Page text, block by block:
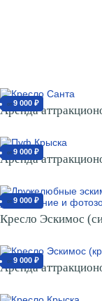
от 9 000 ₽
Аренда
от 9 000 ₽
Аренда
от 9 000 ₽
Кресло Эскимос
от 9 000 ₽
Аренда